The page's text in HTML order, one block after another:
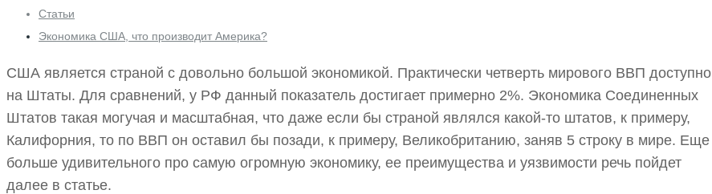
Статьи
Экономика США, что производит Америка?
США является страной с довольно большой экономикой. Практически четверть мирового ВВП доступно
на Штаты. Для сравнений, у РФ данный показатель достигает примерно 2%. Экономика Соединенных
Штатов такая могучая и масштабная, что даже если бы страной являлся какой-то штатов, к примеру,
Калифорния, то по ВВП он оставил бы позади, к примеру, Великобританию, заняв 5 строку в мире. Еще
больше удивительного про самую огромную экономику, ее преимущества и уязвимости речь пойдет
далее в статье.